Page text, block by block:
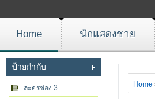
Home นักแสดงชาย
ป้ายกำกับ
ละครช่อง 3 Home